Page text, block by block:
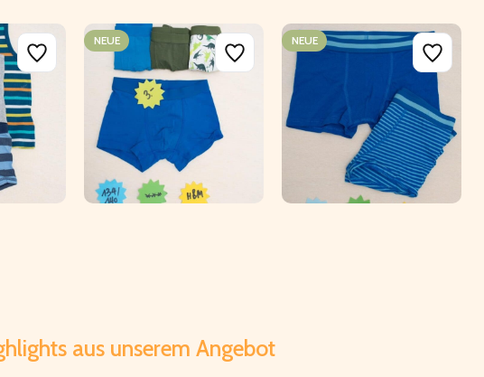
NEUE NEUE
aus unserem Angebot